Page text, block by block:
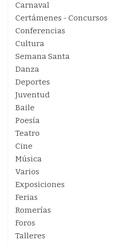
Carnaval
Certámenes - Concursos
Conferencias
Cultura
Semana Santa
Danza
Deportes
Juventud
Baile
Poesía
Teatro
Cine
Música
Varios
Exposiciones
Ferias
Romerías
Foros
Talleres